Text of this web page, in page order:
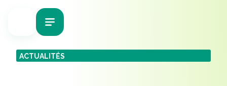
ACTUALITÉS